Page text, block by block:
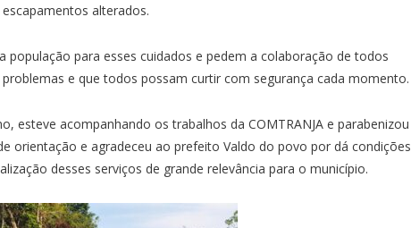
alterados.
população para esses cuidados e pedem a colaboração de todos
e que todos possam curtir com segurança cada momento.
esteve acompanhando os trabalhos da COMTRANJA e parabenizou
orientação e agradeceu ao prefeito Valdo do povo por dá condições
desses serviços de grande relevância para o município.